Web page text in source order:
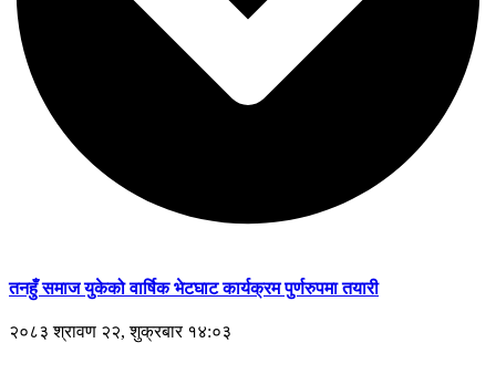
तनहुँ समाज युकेको वार्षिक भेटघाट कार्यक्रम पुर्णरुपमा तयारी
२०८३ श्रावण २२, शुक्रबार १४:०३